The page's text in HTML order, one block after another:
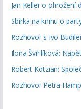
Jan Keller o ohrožení
Sbírka na knihu o
Rozhovor s Ivo
Ilona Švihlíková:
Robert Kotzian:
Rozhovor Petra